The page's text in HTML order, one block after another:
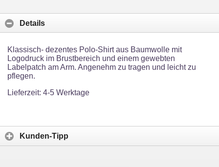
Details
Klassisch- dezentes Polo-Shirt aus Baumwolle mit
Logodruck im Brustbereich und einem gewebten
Labelpatch am Arm. Angenehm zu tragen und leicht zu
pflegen.
Lieferzeit: 4-5 Werktage
Kunden-Tipp